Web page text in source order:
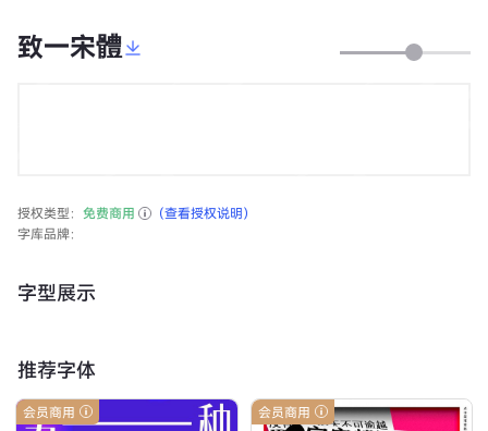
致一宋體
授权类型： 免费商用
（查看授权说明）
字库品牌：
字型展示
推荐字体
会员商用 会员商用